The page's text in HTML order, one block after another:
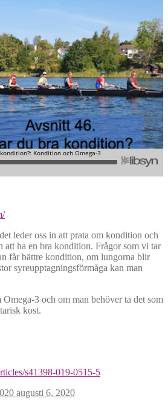
leder oss in att prata om kondition och
att ha en bra kondition. Frågor som vi tar
får bättre kondition, om lungorna blir
syreupptagningsförmåga kan man
3 och om man behöver ta det som
kost.
s41398-019-0515-5
augusti 6, 2020